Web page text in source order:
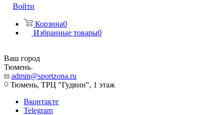
Войти
Корзина0
Избранные товары0
Ваш город
Тюмень
admin@sportzona.ru
Тюмень, ТРЦ "Гудвин", 1 этаж
Вконтакте
Telegram